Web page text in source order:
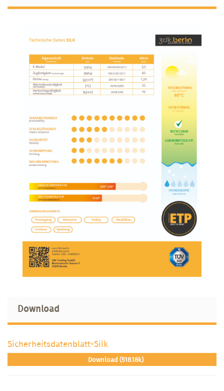
Download
Sicherheitsdatenblatt-Silk
Download (518.18k)